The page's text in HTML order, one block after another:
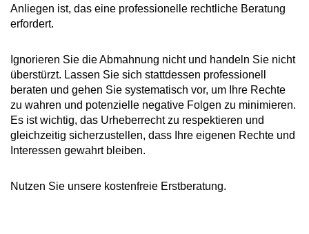
Anliegen ist, das eine professionelle rechtliche Beratung
erfordert.
Ignorieren Sie die Abmahnung nicht und handeln Sie nicht
überstürzt. Lassen Sie sich stattdessen professionell
beraten und gehen Sie systematisch vor, um Ihre Rechte
zu wahren und potenzielle negative Folgen zu minimieren.
Es ist wichtig, das Urheberrecht zu respektieren und
gleichzeitig sicherzustellen, dass Ihre eigenen Rechte und
Interessen gewahrt bleiben.
Nutzen Sie unsere kostenfreie Erstberatung.